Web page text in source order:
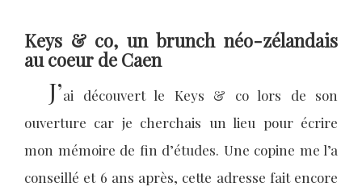
Keys & co, un brunch néo-zélandais
au coeur de Caen
J’ai découvert le Keys & co lors de son
ouverture car je cherchais un lieu pour écrire
mon mémoire de fin d’études. Une copine me l’a
conseillé et 6 ans après, cette adresse fait encore